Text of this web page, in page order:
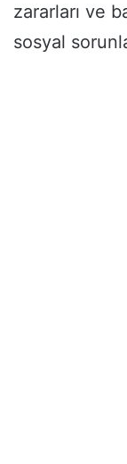
zararları ve
sosyal